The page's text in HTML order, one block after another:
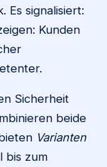
Es signalisiert:
Kunden
Sicherheit
beide
Varianten
bis zum